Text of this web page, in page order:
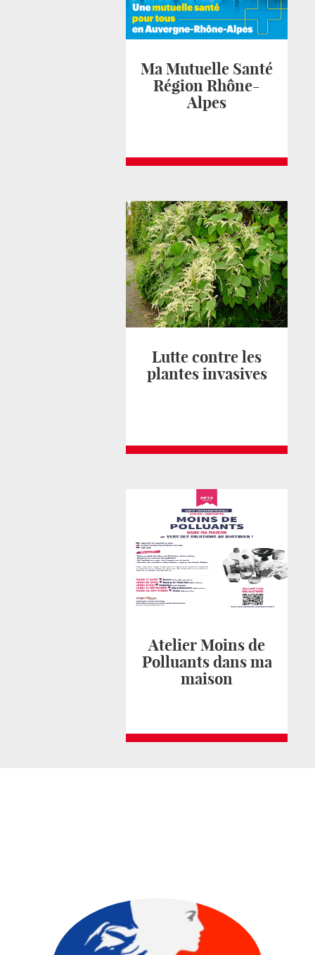
Ma Mutuelle Santé
Région Rhône-
Alpes
Lutte contre les
plantes invasives
Atelier Moins de
Polluants dans ma
maison